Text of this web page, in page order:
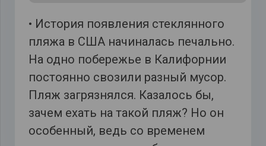
• История появления стеклянного
пляжа в США начиналась печально.
На одно побережье в Калифорнии
постоянно свозили разный мусор.
Пляж загрязнялся. Казалось бы,
зачем ехать на такой пляж? Но он
особенный, ведь со временем